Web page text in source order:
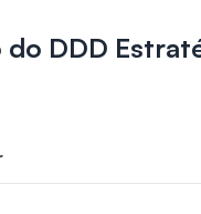
do DDD